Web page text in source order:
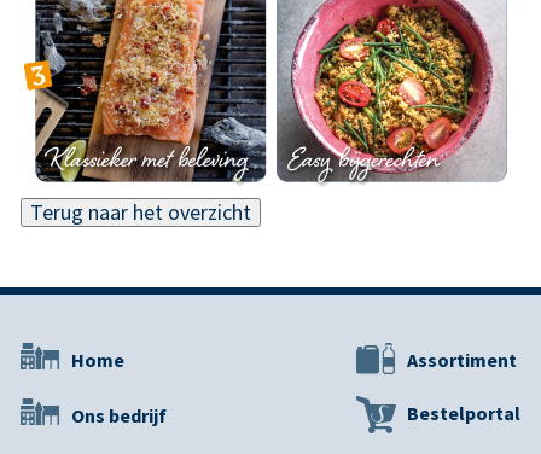
Terug naar het overzicht
Home
Ons bedrijf
Assortiment
Bestelportal